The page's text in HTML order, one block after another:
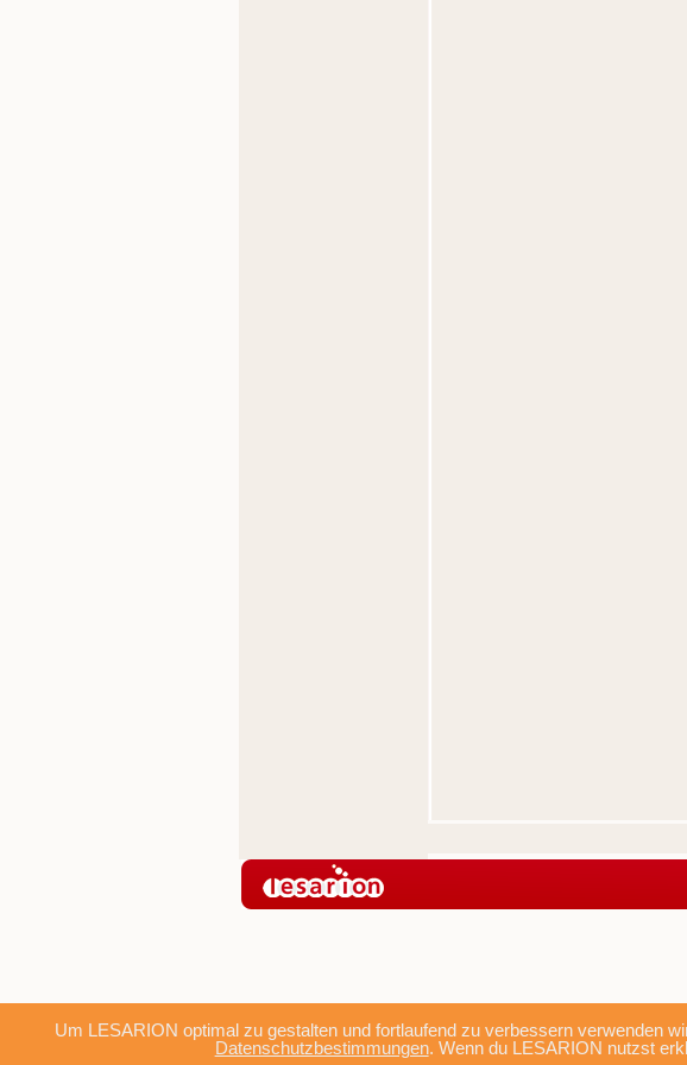
Um LESARION optimal zu gestalten und fortlaufend zu verbessern verwenden
Datenschutzbestimmungen. Wenn du LESARION nutzst